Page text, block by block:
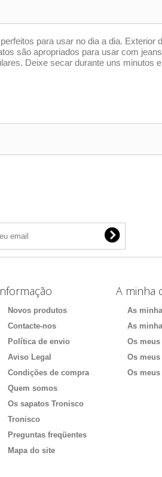
perfeitos para usar no dia a dia. Exterior
são apropriados para usar com
Deixe secar durante uns minutos
Novos produtos
Contacte-nos
Política de envio
Aviso Legal
Condições de compra
Quem somos
Os sapatos Tronisco
Tronisco
Preguntas freqüentes
Mapa do site
A minha
As
As
Os
Os
Os